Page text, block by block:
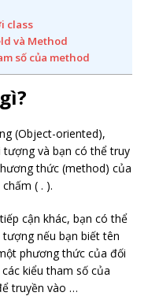
class
và Method
số của method
(Object-oriented),
và bạn có thể truy
thức (method) của
( . ).
cận khác, bạn có thể
nếu bạn biết tên
phương thức của đối
kiểu tham số của
truyền vào …